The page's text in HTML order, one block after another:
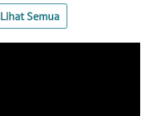
Lihat Semua